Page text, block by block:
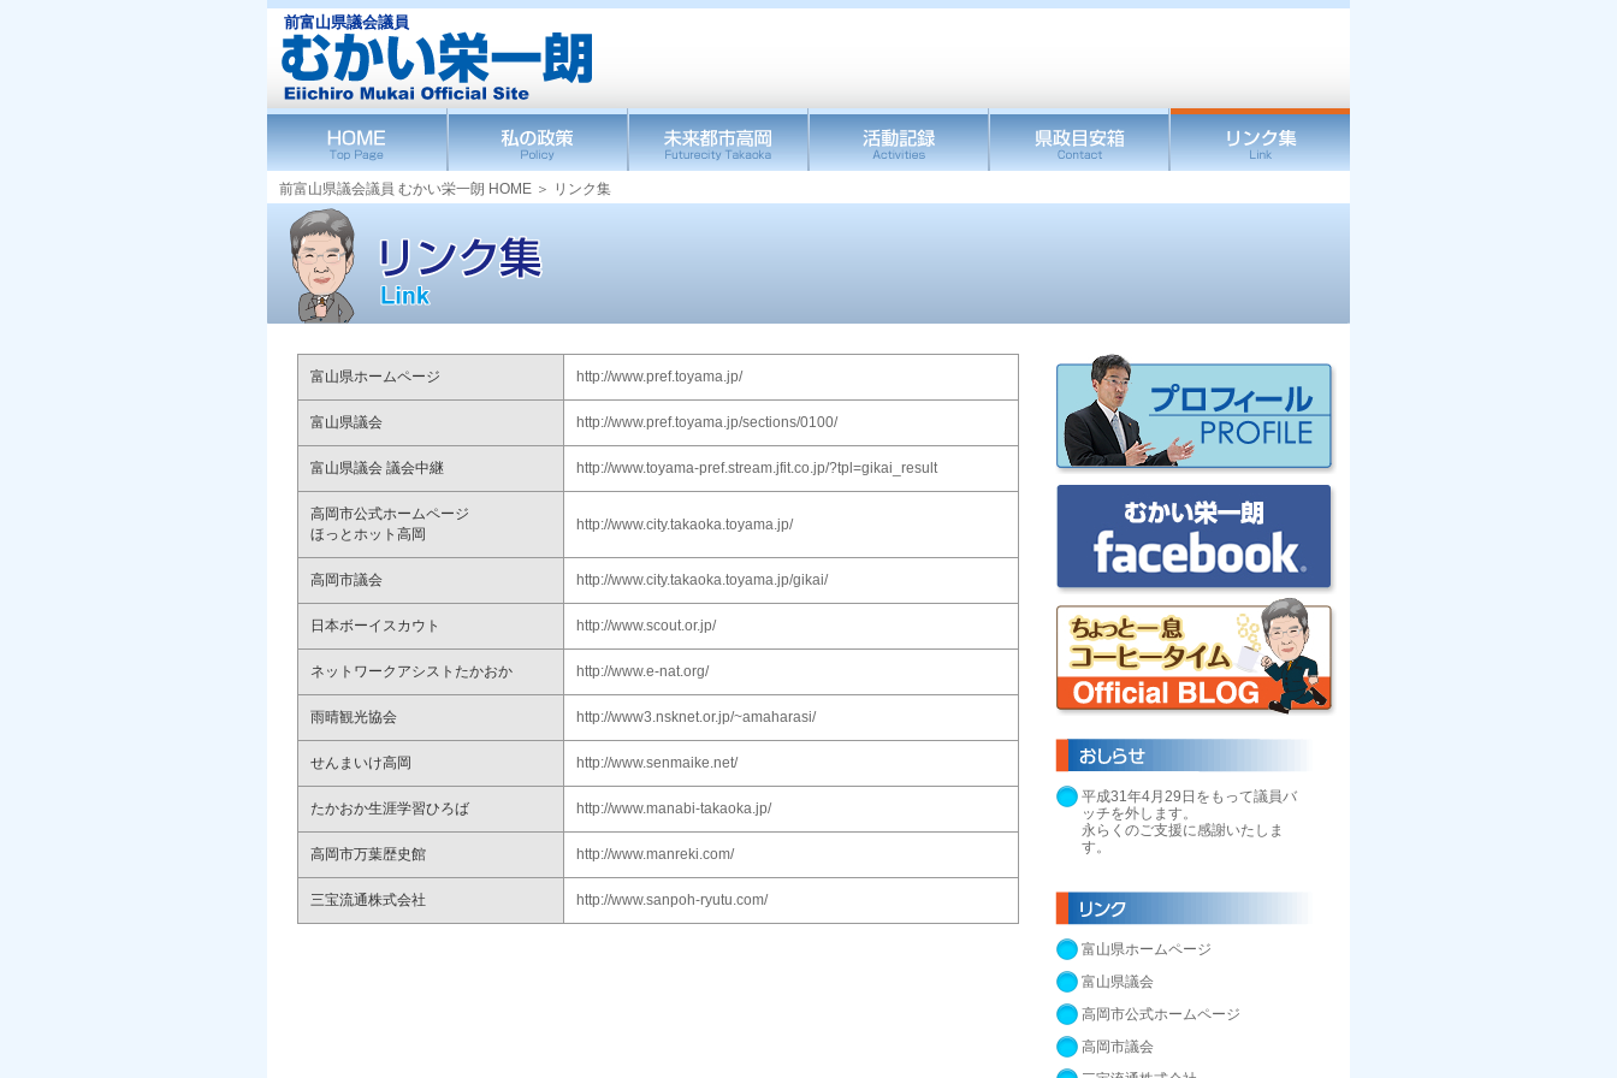
前富山県議会議員
前富山県議会議員 むかい栄一朗 HOME ＞ リンク集
富山県ホームページ http://www.pref.toyama.jp/
富山県議会 http://www.pref.toyama.jp/sections/0100/
富山県議会 議会中継 http://www.toyama-pref.stream.jfit.co.jp/?tpl=gikai_result
高岡市公式ホームページ
ほっとホット高岡
http://www.city.takaoka.toyama.jp/
高岡市議会 http://www.city.takaoka.toyama.jp/gikai/
日本ボーイスカウト http://www.scout.or.jp/
ネットワークアシストたかおか http://www.e-nat.org/
雨晴観光協会 http://www3.nsknet.or.jp/~amaharasi/
せんまいけ高岡 http://www.senmaike.net/
たかおか生涯学習ひろば http://www.manabi-takaoka.jp/
高岡市万葉歴史館 http://www.manreki.com/
三宝流通株式会社 http://www.sanpoh-ryutu.com/
平成31年4月29日をもって議員バ
ッチを外します。
永らくのご支援に感謝いたしま
す。
富山県ホームページ
富山県議会
高岡市公式ホームページ
高岡市議会